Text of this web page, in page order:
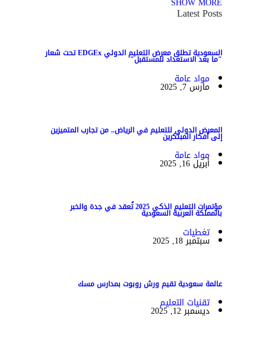
Latest Posts
السعودية تطلق معرض التعليم الدولي EDGEx تحت شعار "ما بعد الاستعداد للمستقبل"
مواد عامة
مارس 7, 2025
المعرض الدولي للتعليم في الرياض.. من تجارب المتميزين
إلى أفكار المبتكرين
مواد عامة
أبريل 16, 2025
مؤتمرات التعليم الذكي 2025 تُعقد في جدة والخبر بالمملكة العربية السعودية
تغطيات
سبتمبر 18, 2025
عالمة سعودية تقيم ورش روبوت بمدارس مسك
تقنيات التعليم
ديسمبر 12, 2025